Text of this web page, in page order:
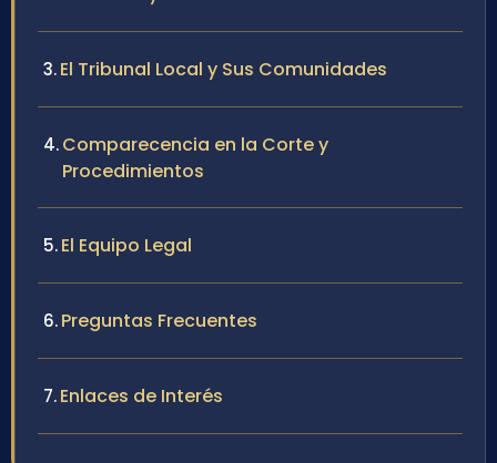
El Tribunal Local y Sus Comunidades
Comparecencia en la Corte y
Procedimientos
El Equipo Legal
Preguntas Frecuentes
Enlaces de Interés